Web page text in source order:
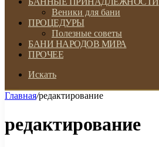
Веники для бани
ПРОЦЕДУРЫ
Полезные советы
БАНИ НАРОДОВ МИРА
ПРОЧЕЕ
Искать
Главная/редактирование
редактирование